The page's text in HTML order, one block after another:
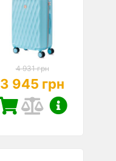
4 931 грн
3 945 грн